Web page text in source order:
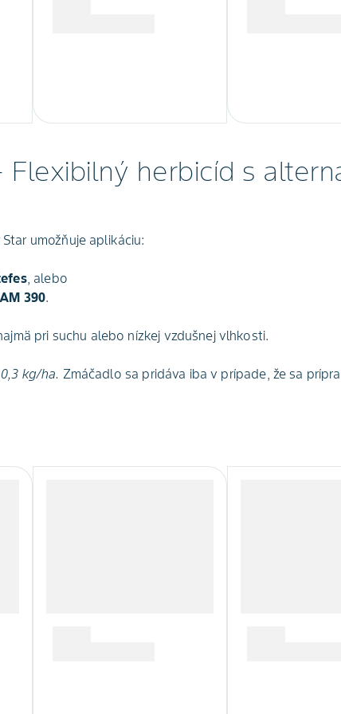
Flexibilný herbicíd s
umožňuje aplikáciu:
, alebo
390.
pri suchu alebo nízkej vzdušnej vlhkosti.
kg/ha. Zmáčadlo sa pridáva iba v prípade, že sa